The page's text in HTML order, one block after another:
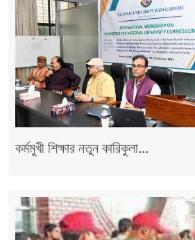
কর্মমুখী শিক্ষার নতুন কারিকুলা...